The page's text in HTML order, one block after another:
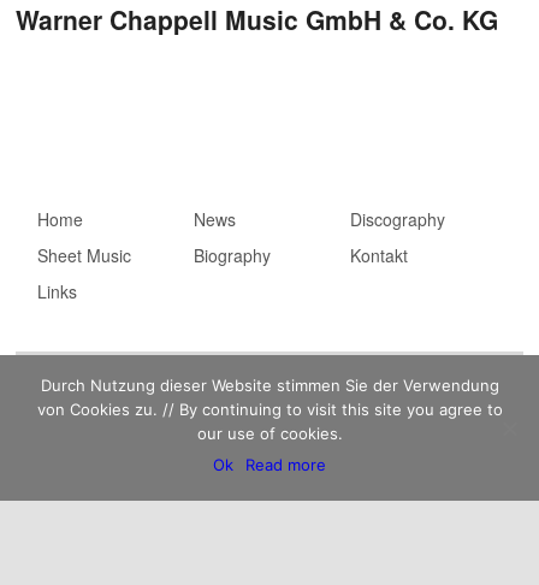
Warner Chappell Music GmbH & Co. KG
Hauptmenü
Zum primären Inhalt
springen
Zum sekundären
Inhalt springen
Home News
Discography
Sheet Music
Biography
Kontakt
Links
Datenschutzerklärung
Durch Nutzung dieser Website stimmen Sie der Verwendung
von Cookies zu. // By continuing to visit this site you agree to
our use of cookies.
Ok
Read more